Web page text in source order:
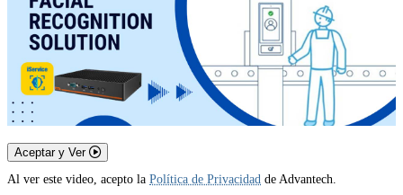
Aceptar y Ver
Al ver este video, acepto la Política de Privacidad de Advantech.